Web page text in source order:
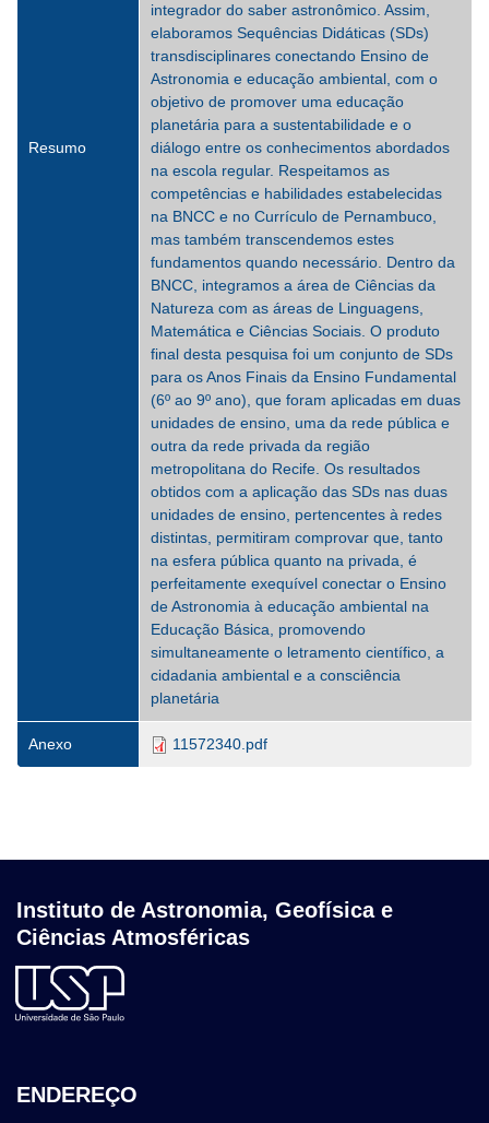
Resumo
integrador do saber astronômico. Assim,
elaboramos Sequências Didáticas (SDs)
transdisciplinares conectando Ensino de
Astronomia e educação ambiental, com o
objetivo de promover uma educação
planetária para a sustentabilidade e o
diálogo entre os conhecimentos abordados
na escola regular. Respeitamos as
competências e habilidades estabelecidas
na BNCC e no Currículo de Pernambuco,
mas também transcendemos estes
fundamentos quando necessário. Dentro da
BNCC, integramos a área de Ciências da
Natureza com as áreas de Linguagens,
Matemática e Ciências Sociais. O produto
final desta pesquisa foi um conjunto de SDs
para os Anos Finais da Ensino Fundamental
(6º ao 9º ano), que foram aplicadas em duas
unidades de ensino, uma da rede pública e
outra da rede privada da região
metropolitana do Recife. Os resultados
obtidos com a aplicação das SDs nas duas
unidades de ensino, pertencentes à redes
distintas, permitiram comprovar que, tanto
na esfera pública quanto na privada, é
perfeitamente exequível conectar o Ensino
de Astronomia à educação ambiental na
Educação Básica, promovendo
simultaneamente o letramento científico, a
cidadania ambiental e a consciência
planetária
Anexo 11572340.pdf
Instituto de Astronomia, Geofísica e
Ciências Atmosféricas
ENDEREÇO